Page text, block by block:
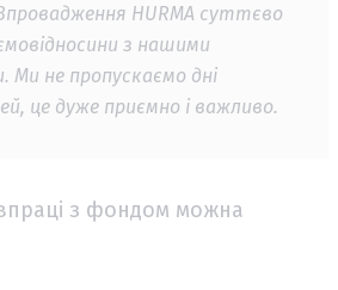
HURMA суттєво
з нашими
Ми не пропускаємо дні
це дуже приємно і важливо.
з фондом можна